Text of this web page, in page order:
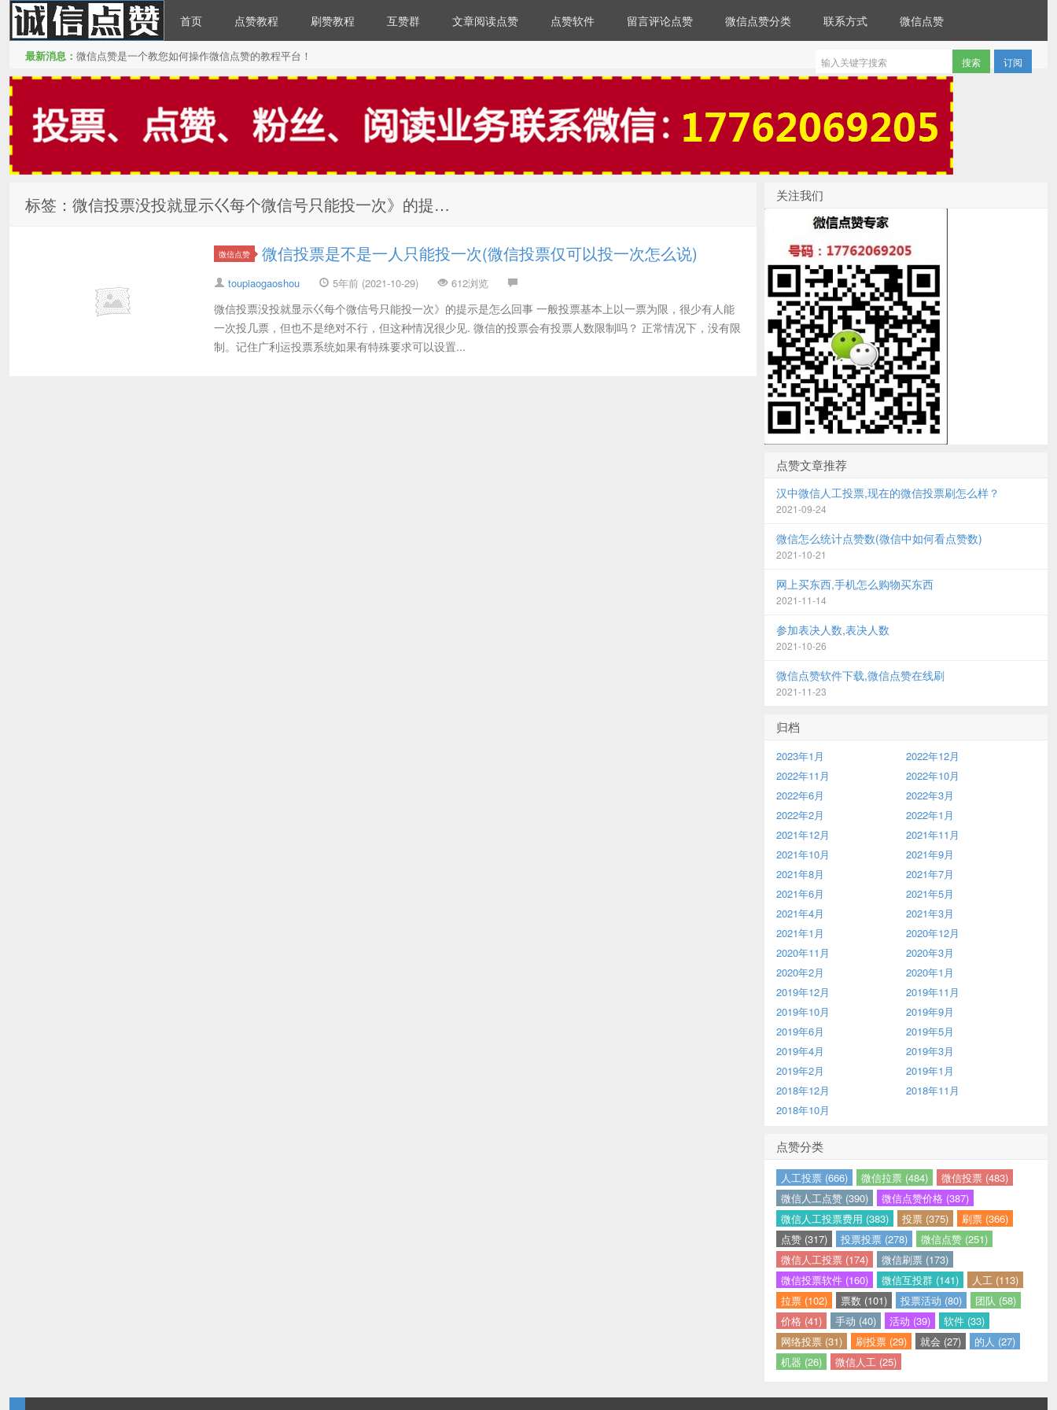
微信点赞
首页 点赞教程 刷赞教程 互赞群 文章阅读点赞 点赞软件 留言评论点赞 微信点赞分类 联系方式 微信点赞
订阅
最新消息： 微信点赞是一个教您如何操作微信点赞的教程平台！
标签：微信投票没投就显示巜每个微信号只能投一次》的提…
微信点赞 微信投票是不是一人只能投一次(微信投票仅可以投一次怎么说)
toupiaogaoshou 5年前 (2021-10-29) 612浏览
微信投票没投就显示巜每个微信号只能投一次》的提示是怎么回事 一般投票基本上以一票为限，很少有人能
一次投几票，但也不是绝对不行，但这种情况很少见. 微信的投票会有投票人数限制吗？ 正常情况下，没有限
制。记住广利运投票系统如果有特殊要求可以设置...
关注我们
点赞文章推荐
汉中微信人工投票,现在的微信投票刷怎么样？
2021-09-24
微信怎么统计点赞数(微信中如何看点赞数)
2021-10-21
网上买东西,手机怎么购物买东西
2021-11-14
参加表决人数,表决人数
2021-10-26
微信点赞软件下载,微信点赞在线刷
2021-11-23
归档
2023年1月
2022年12月
2022年11月
2022年10月
2022年6月
2022年3月
2022年2月
2022年1月
2021年12月
2021年11月
2021年10月
2021年9月
2021年8月
2021年7月
2021年6月
2021年5月
2021年4月
2021年3月
2021年1月
2020年12月
2020年11月
2020年3月
2020年2月
2020年1月
2019年12月
2019年11月
2019年10月
2019年9月
2019年6月
2019年5月
2019年4月
2019年3月
2019年2月
2019年1月
2018年12月
2018年11月
2018年10月
点赞分类
人工投票 (666) 微信拉票 (484)
微信投票 (483)
微信人工点赞 (390)
微信点赞价格 (387)
微信人工投票费用 (383)
投票 (375)
刷票 (366)
点赞 (317)
投票投票 (278)
微信点赞 (251)
微信人工投票 (174)
微信刷票 (173)
微信投票软件 (160)
微信互投群 (141)
人工 (113)
拉票 (102)
票数 (101) 投票活动 (80)
团队 (58)
价格 (41)
手动 (40) 活动 (39)
软件 (33)
网络投票 (31)
刷投票 (29) 就会 (27)
的人 (27)
机器 (26)
微信人工 (25)